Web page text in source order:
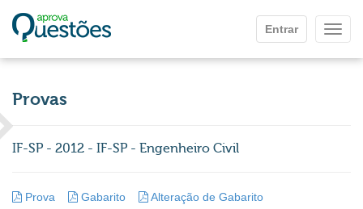
Entrar
Provas
IF-SP - 2012 - IF-SP - Engenheiro Civil
Prova Gabarito Alteração de Gabarito